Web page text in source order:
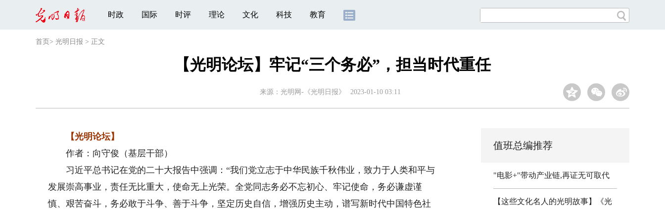
时政 国际 时评 理论 文化 科技 教育
首页 > 光明日报 > 正文
【光明论坛】牢记“三个务必”，担当时代重任
来源： 光明网-《光明日报》 2023-01-10 03:11
【光明论坛】
作者：向守俊（基层干部）
习近平总书记在党的二十大报告中强调：“我们党立志于中华民族千秋伟业，致力于人类和平与
发展崇高事业，责任无比重大，使命无上光荣。全党同志务必不忘初心、牢记使命，务必谦虚谨
慎、艰苦奋斗，务必敢于斗争、善于斗争，坚定历史自信，增强历史主动，谱写新时代中国特色社
值班总编推荐
"电影+"带动产业链,再证无可取代
【这些文化名人的光明故事】《光